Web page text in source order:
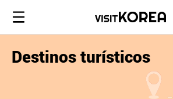
Destinos turísticos